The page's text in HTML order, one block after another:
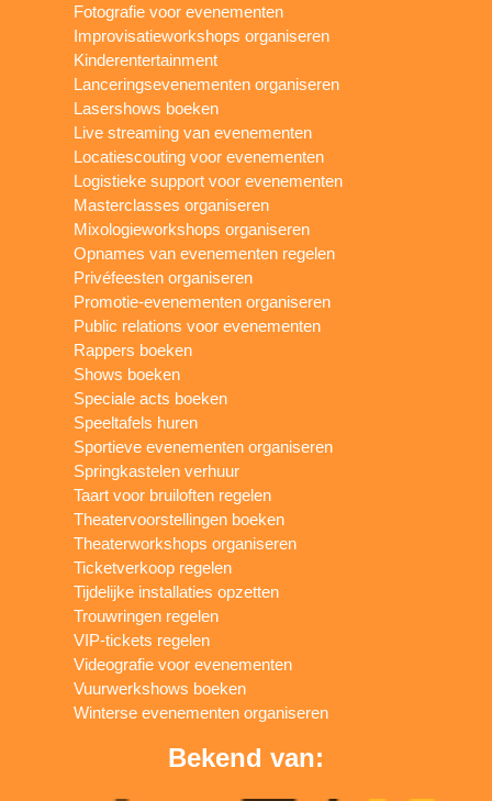
Fotografie voor evenementen
Improvisatieworkshops organiseren
Kinderentertainment
Lanceringsevenementen organiseren
Lasershows boeken
Live streaming van evenementen
Locatiescouting voor evenementen
Logistieke support voor evenementen
Masterclasses organiseren
Mixologieworkshops organiseren
Opnames van evenementen regelen
Privéfeesten organiseren
Promotie-evenementen organiseren
Public relations voor evenementen
Rappers boeken
Shows boeken
Speciale acts boeken
Speeltafels huren
Sportieve evenementen organiseren
Springkastelen verhuur
Taart voor bruiloften regelen
Theatervoorstellingen boeken
Theaterworkshops organiseren
Ticketverkoop regelen
Tijdelijke installaties opzetten
Trouwringen regelen
VIP-tickets regelen
Videografie voor evenementen
Vuurwerkshows boeken
Winterse evenementen organiseren
Bekend van: